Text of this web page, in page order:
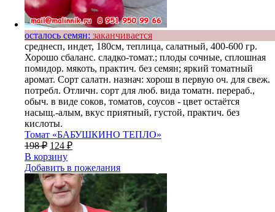
осталось семян: заканчивается
среднесп, индет, 180см, теплица, салатный, 400-600 гр.
Хорошо сбаланс. сладко-томат.; плоды сочные, сплошная
помидор. мякоть, практич. без семян; яркий томатный
аромат. Сорт салатн. назнач: хорош в первую оч. для свеж.
потребл. Отличн. сорт для люб. вида томатн. перераб.,
обыч. в виде соков, томатов, соусов - цвет остаётся
насыщ.-алым, вкус приятный, густой, практич. без
кислоты.
Томат «БАБУШКИНО ТЕПЛО»
198₽ 124 ₽
В корзину
Добавить в пожелания